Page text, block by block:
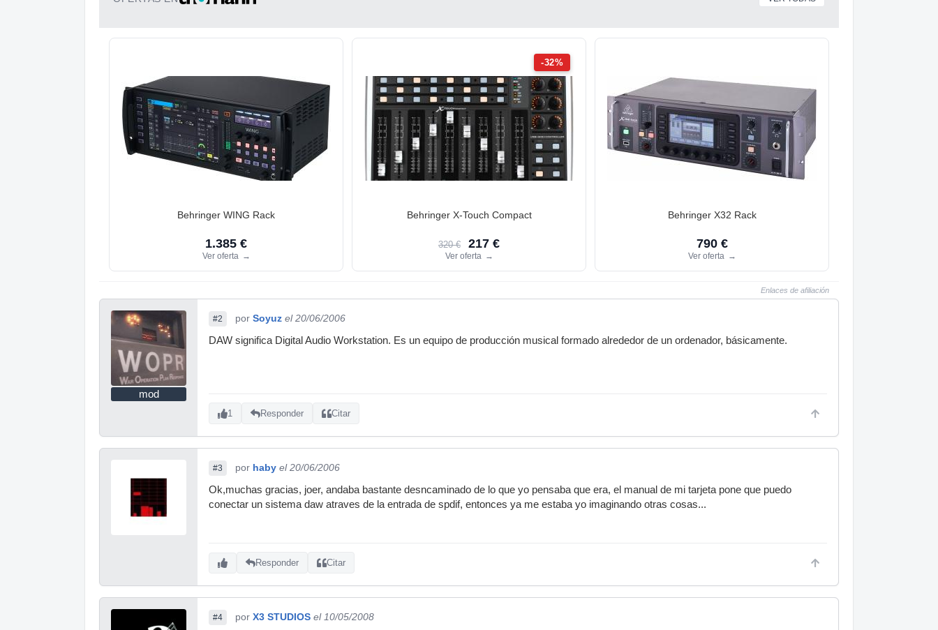
Behringer WING Rack
1.385 €
Ver oferta →
-32%
Behringer X-Touch Compact
320 € 217 €
Ver oferta →
Behringer X32 Rack
790 €
Ver oferta →
Enlaces de afiliación
mod
#2 por Soyuz el 20/06/2006
DAW significa Digital Audio Workstation. Es un equipo de producción musical formado alrededor de un ordenador, básicamente.
1 Responder Citar
#3 por haby el 20/06/2006
Ok,muchas gracias, joer, andaba bastante desncaminado de lo que yo pensaba que era, el manual de mi tarjeta pone que puedo
conectar un sistema daw atraves de la entrada de spdif, entonces ya me estaba yo imaginando otras cosas...
Responder Citar
#4 por X3 STUDIOS el 10/05/2008